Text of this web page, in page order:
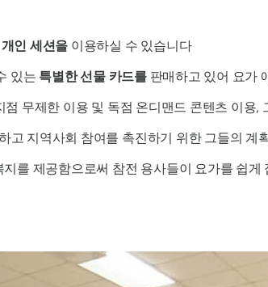
인 세션을 이용하실 수 있습니다
있는 특별한 선물 카드를 판매하고 있어 요가
점 무제한 이용 및 독점 온디맨드 콘텐츠 이용,
고 지역사회 참여를 촉진하기 위한 그들의 계
를 제공함으로써 참전 용사들이 요가를 쉽게